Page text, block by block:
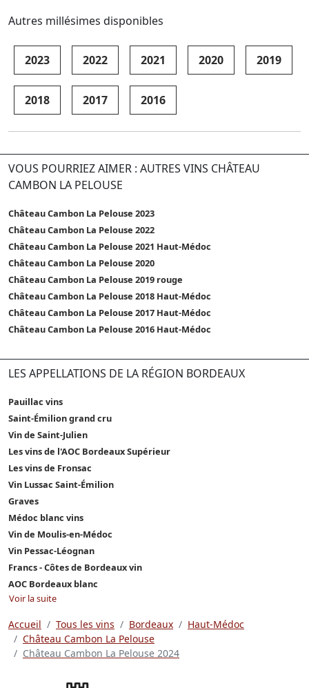
Autres millésimes disponibles
2023 2022 2021 2020 2019
2018 2017 2016
VOUS POURRIEZ AIMER : AUTRES VINS CHÂTEAU
CAMBON LA PELOUSE
Château Cambon La Pelouse 2023
Château Cambon La Pelouse 2022
Château Cambon La Pelouse 2021 Haut-Médoc
Château Cambon La Pelouse 2020
Château Cambon La Pelouse 2019 rouge
Château Cambon La Pelouse 2018 Haut-Médoc
Château Cambon La Pelouse 2017 Haut-Médoc
Château Cambon La Pelouse 2016 Haut-Médoc
LES APPELLATIONS DE LA RÉGION BORDEAUX
Pauillac vins
Saint-Émilion grand cru
Vin de Saint-Julien
Les vins de l'AOC Bordeaux Supérieur
Les vins de Fronsac
Vin Lussac Saint-Émilion
Graves
Médoc blanc vins
Vin de Moulis-en-Médoc
Vin Pessac-Léognan
Francs - Côtes de Bordeaux vin
AOC Bordeaux blanc
Voir la suite
Accueil Tous les vins Bordeaux
Haut-Médoc
Château Cambon La Pelouse
Château Cambon La Pelouse 2024